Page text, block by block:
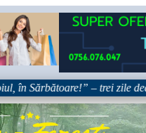
– trei zile dedicate